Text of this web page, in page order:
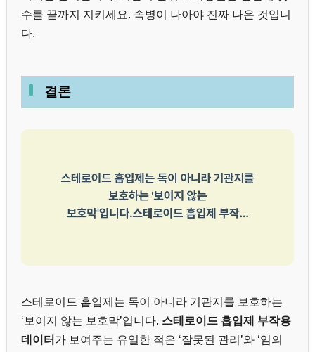
수를 끝까지 지키세요. 속병이 나아야 진짜 나은 것입니
다.
결론
스테로이드 흡입제는 독이 아니라 기관지를 보호하는
‘보이지 않는 보호막’입니다. 스테로이드 흡입제 부작용
데이터 가 보여주는 유일한 적은 ‘잘못된 관리’와 ‘임의